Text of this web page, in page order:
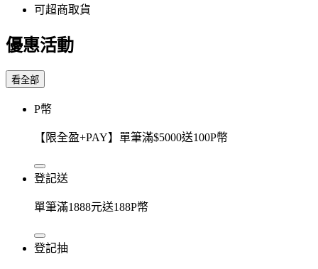
可超商取貨
優惠活動
看全部
P幣
【限全盈+PAY】單筆滿$5000送100P幣
登記送
單筆滿1888元送188P幣
登記抽